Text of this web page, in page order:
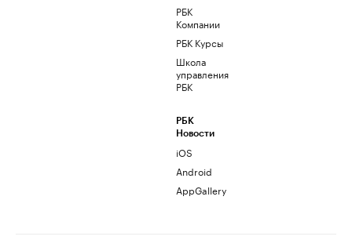
РБК
Компании
РБК Курсы
Школа
управления
РБК
РБК
Новости
iOS
Android
AppGallery